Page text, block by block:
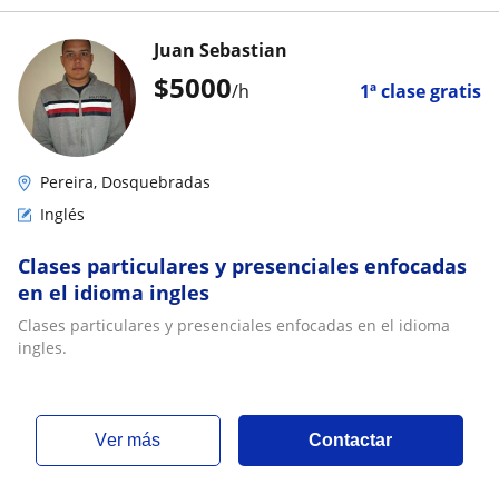
$5000/h 1ª clase gratis
Juan Sebastian
Pereira, Dosquebradas
Inglés
Clases particulares y presenciales enfocadas
en el idioma ingles
Clases particulares y presenciales enfocadas en el idioma
ingles.
ver más Contactar